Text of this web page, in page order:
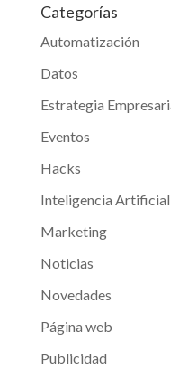
Categorías
Automatización
Datos
Estrategia
Eventos
Hacks
Inteligencia Artificial
Marketing
Noticias
Novedades
Página web
Publicidad